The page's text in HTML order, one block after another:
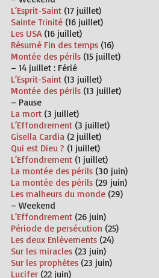
L’Esprit-Saint(17 juillet)
Sainte Trinité(16 juillet)
Les USA(16 juillet)
Résumé Fin des temps(16)
Montée des périls(15 juillet)
– 14 juillet : Férié
L’Esprit-Saint(13 juillet)
Montée des périls(13 juillet)
– Pause
La mort(3 juillet)
L’Effondrement(3 juillet)
Gisella Cardia (2 juillet)
Qui est Dieu ? (1 juillet)
L’Effondrement(1 juillet)
La montée des périls(30 juin)
La montée des périls(29 juin)
Les malheurs du monde(29)
– Weekend
L’Effondrement(26 juin)
Période de persécution (25)
Les deux Enlèvements(24)
Sur les miracles(23 juin)
Sur les prophètes(23 juin)
Lucifer(22 juin)